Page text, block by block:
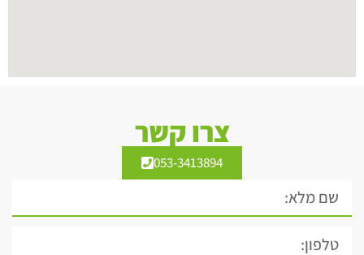
צרו קשר
053-3413894